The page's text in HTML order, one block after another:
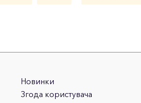
Новинки
Згода користувача